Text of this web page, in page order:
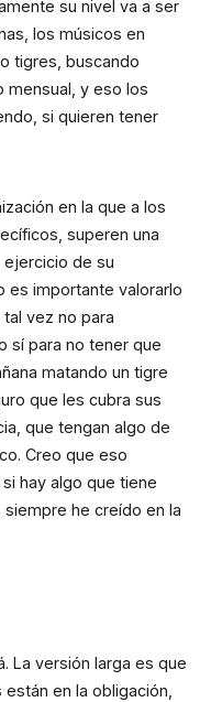
su nivel va a ser
los músicos en
tigres, buscando
mensual, y eso los
si quieren tener
en la que a los
superen una
de su
importante valorarlo
vez no para
sí para no tener que
matando un tigre
que les cubra sus
que tengan algo de
Creo que eso
hay algo que tiene
he creído en la
La versión larga es que
en la obligación,